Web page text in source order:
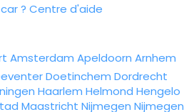
? Centre d'aide
Amsterdam Apeldoorn Arnhem
Doetinchem Dordrecht
Haarlem Helmond Hengelo
Maastricht Nijmegen Nijmegen